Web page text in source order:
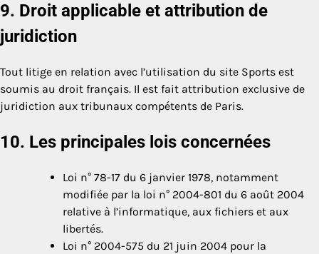
9. Droit applicable et attribution de
juridiction
Tout litige en relation avec l’utilisation du site Sports est
soumis au droit français. Il est fait attribution exclusive de
juridiction aux tribunaux compétents de Paris.
10. Les principales lois concernées
Loi n° 78-17 du 6 janvier 1978, notamment
modifiée par la loi n° 2004-801 du 6 août 2004
relative à l’informatique, aux fichiers et aux
libertés.
Loi n° 2004-575 du 21 juin 2004 pour la